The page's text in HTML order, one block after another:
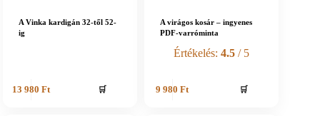
A Vinka kardigán 32-től 52-
ig
13 980 Ft 🛒
A virágos kosár – ingyenes
PDF-varróminta
Értékelés:4.5 / 5
9 980Ft 🛒